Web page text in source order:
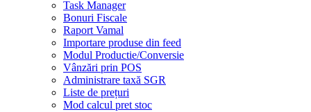
Task Manager
Bonuri Fiscale
Raport Vamal
Importare produse din feed
Modul Productie/Conversie
Vânzări prin POS
Administrare taxă SGR
Liste de prețuri
Mod calcul pret stoc